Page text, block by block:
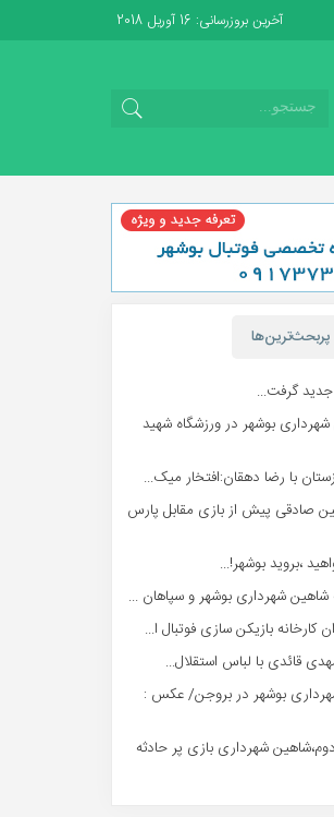
آخرین بروزرسانی: 16 آوریل 2018
پربحث‌ترین‌ها
جدید گرفت...
بوشهر در ورزشگاه شهید
با رضا دهقان:افتخار میک...
صادقی پیش از بازی مقابل پارس
،بروید بوشهر!...
شاهین شهردارى بوشهر و سپاهان ...
کارخانه بازیکن سازی فوتبال ا...
قائدی با لباس استقلال...
بوشهر در بروجن/ عکس :
شهرداری بازی پر حادثه